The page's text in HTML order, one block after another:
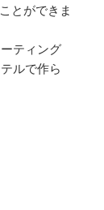
とができま
ティング
ルで作ら